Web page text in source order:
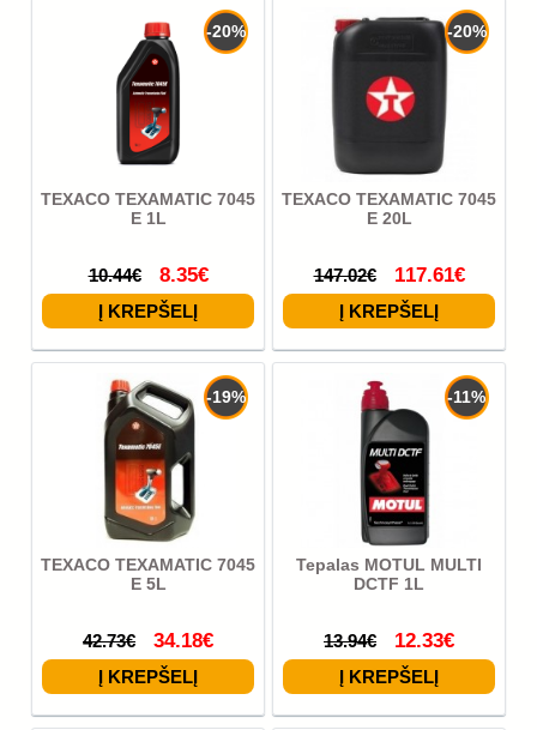
-20%
TEXACO TEXAMATIC 7045
E 1L
10.44€ 8.35€
-20%
TEXACO TEXAMATIC 7045
E 20L
147.02€ 117.61€
-19%
TEXACO TEXAMATIC 7045
E 5L
42.73€ 34.18€
-11%
Tepalas MOTUL MULTI
DCTF 1L
13.94€ 12.33€